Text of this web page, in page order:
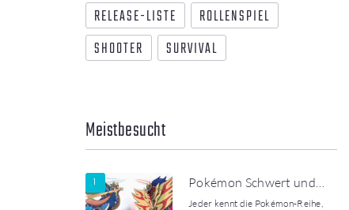
RELEASE-LISTE
ROLLENSPIEL
SHOOTER
SURVIVAL
Meistbesucht
Pokémon Schwert und…
Jeder kennt die Pokémon-Reihe,